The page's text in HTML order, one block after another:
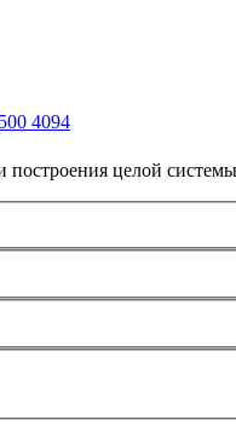
4094
построения целой